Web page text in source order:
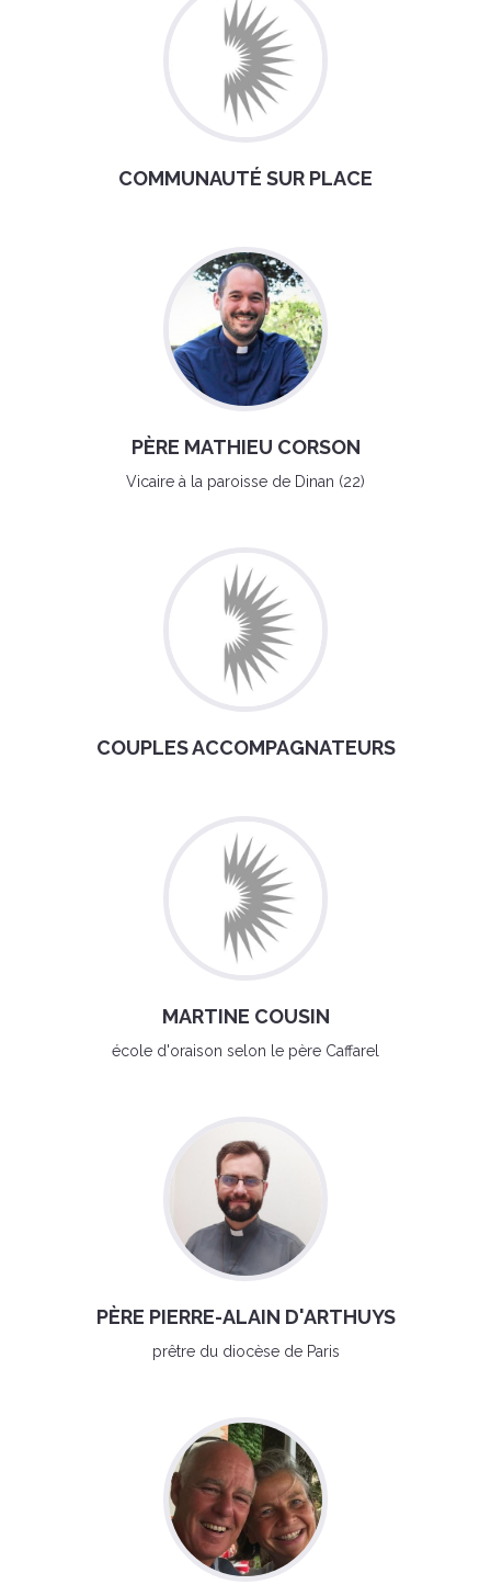
COMMUNAUTÉ SUR PLACE
PÈRE MATHIEU CORSON
Vicaire à la paroisse de Dinan (22)
COUPLES ACCOMPAGNATEURS
MARTINE COUSIN
école d'oraison selon le père Caffarel
PÈRE PIERRE-ALAIN D'ARTHUYS
prêtre du diocèse de Paris